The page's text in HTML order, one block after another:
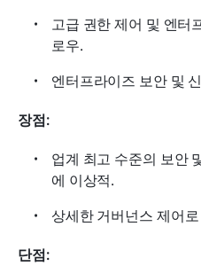
고급 권한 제어 및 엔터
로우.
엔터프라이즈 보안 및
장점:
업계 최고 수준의 보안
에 이상적.
상세한 거버넌스 제어
단점: